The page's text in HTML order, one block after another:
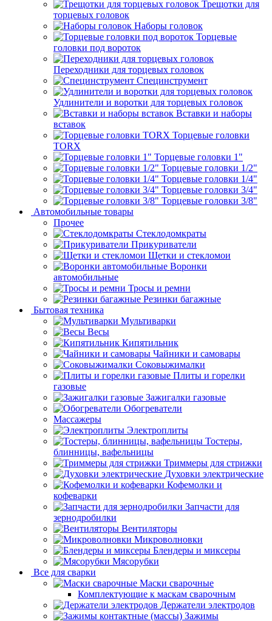
Трещотки для
торцевых головок
Наборы головок
Торцевые
головки под вороток
Переходники для торцевых головок
Специнструмент
Удлинители и воротки для торцевых головок
Вставки и наборы
вставок
Торцевые головки
TORX
Торцевые головки 1"
Торцевые головки 1/2"
Торцевые головки 1/4"
Торцевые головки 3/4"
Торцевые головки 3/8"
Автомобильные товары
Прочее
Стеклодомкраты
Прикуриватели
Щетки и стекломои
Воронки
автомобильные
Тросы и ремни
Резинки багажные
Бытовая техника
Мультиварки
Весы
Кипятильник
Чайники и самовары
Соковыжималки
Плиты и горелки
газовые
Зажигалки газовые
Обогреватели
Массажеры
Электроплиты
Тостеры,
блинницы, вафельницы
Триммеры для стрижки
Духовки электрические
Кофемолки и
кофеварки
Запчасти для
зернодробилки
Вентиляторы
Микроволновки
Блендеры и миксеры
Мясорубки
Все для сварки
Маски сварочные
Комплектующие к маскам сварочным
Держатели электродов
Зажимы